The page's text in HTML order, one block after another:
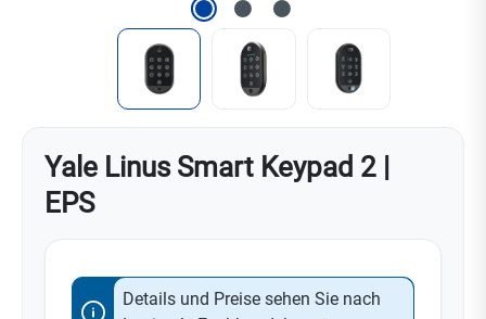
Yale Linus Smart Keypad 2 |
EPS
Details und Preise sehen Sie nach